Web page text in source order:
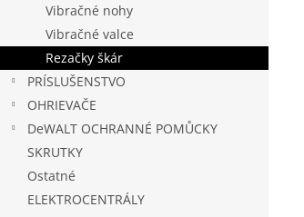
Vibračné nohy
Vibračné valce
Rezačky škár
PRÍSLUŠENSTVO
OHRIEVAČE
DeWALT OCHRANNÉ POMŮCKY
SKRUTKY
Ostatné
ELEKTROCENTRÁLY